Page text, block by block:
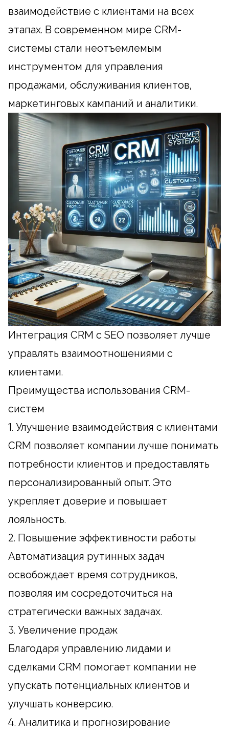
взаимодействие с клиентами на всех
этапах. В современном мире CRM-
системы стали неотъемлемым
инструментом для управления
продажами, обслуживания клиентов,
маркетинговых кампаний и аналитики.
Интеграция CRM с SEO позволяет лучше
управлять взаимоотношениями с
клиентами.
Преимущества использования CRM-
систем
1. Улучшение взаимодействия с клиентами
CRM позволяет компании лучше понимать
потребности клиентов и предоставлять
персонализированный опыт. Это
укрепляет доверие и повышает
лояльность.
2. Повышение эффективности работы
Автоматизация рутинных задач
освобождает время сотрудников,
позволяя им сосредоточиться на
стратегически важных задачах.
3. Увеличение продаж
Благодаря управлению лидами и
сделками CRM помогает компании не
упускать потенциальных клиентов и
улучшать конверсию.
4. Аналитика и прогнозирование